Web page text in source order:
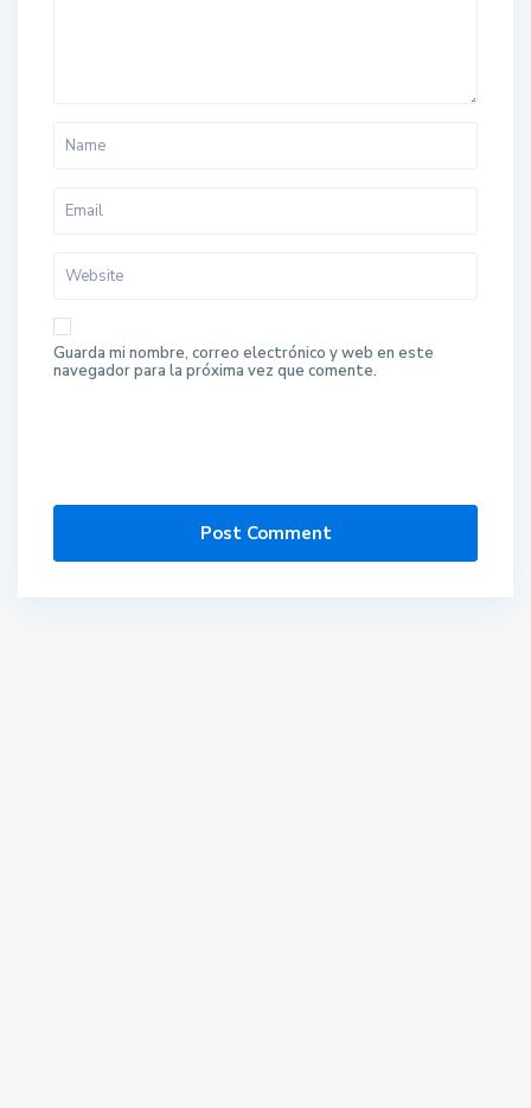
Guarda mi nombre, correo electrónico y web en este
navegador para la próxima vez que comente.